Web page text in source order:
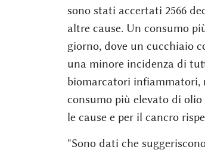
sono stati accertati 2566
altre cause. Un consumo
giorno, dove un cucchiaio
una minore incidenza di
biomarcatori infiammatori,
consumo più elevato di
le cause e per il cancro
"Sono dati che